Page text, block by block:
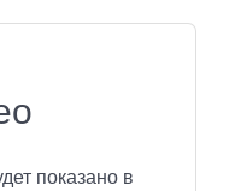
показано в